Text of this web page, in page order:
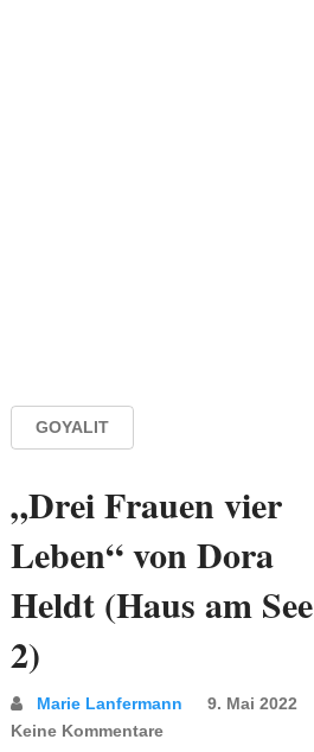
GOYALIT
„Drei Frauen vier
Leben“ von Dora
Heldt (Haus am See
2)
Marie Lanfermann
9. Mai 2022
Keine Kommentare